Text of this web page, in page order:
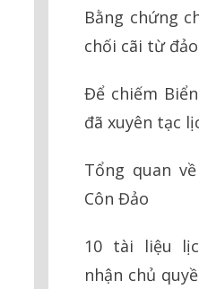
Bằng chứng
chối cãi từ
Để chiếm
đã xuyên tạc
Tổng quan
Côn Đảo
10 tài liệu
nhận chủ